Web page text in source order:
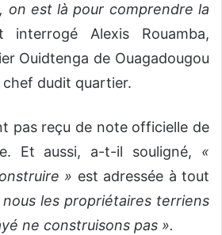
on est là pour comprendre la
interrogé Alexis Rouamba,
Ouidtenga de Ouagadougou
dudit quartier.
pas reçu de note officielle de
Et aussi, a-t-il souligné, «
» est adressée à tout
les propriétaires terriens
ne construisons pas ».